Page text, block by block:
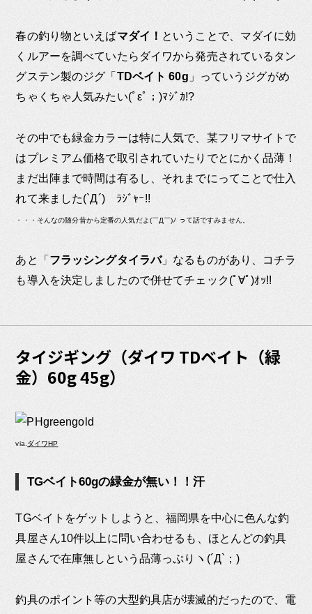
春の釣り物といえばマダイ！ ということで、マダイに効
くルアーを調べていたらダイワから発売されているタン
グステン製のジグ「 TDベイト 60g 」っていうジグがめ
ちゃくちゃ人気みたい(ﾟεﾟ；)ﾏｼﾞｶ!?
その中でも緑金カラーは特に人気で、某フリマサイトで
はプレミアム価格で取引されていたりでとにかく品薄！
まだ出陣まで時間は有るし、それまでにってことで仕入
れて来ました(`Д´)ゞﾗｼﾞｬｰ!!
・・・そんなの随分昔から定番の人気だよ(￣Д￣)ﾉ って話ですみません。
あと「 フラッシングタイラバ」なるものがあり、コチラ
も導入を決定しましたので併せてチェック(ﾟ∀ﾟ)ｵｯ!!
タイジギング（ダイワ TDベイト（緑
金）60g 45g）
via. ダイワHP
TGベイト60gの緑金が無い！！汗
TGベイトをゲットしようと、福岡県を中心に色んな釣
具屋さん10件以上に問い合わせるも、ほとんどの釣具
屋さんで在庫無しという品薄っぷりヽ(´Д`；)
釣具のポイント等の大型釣具店が壊滅的だったので、電